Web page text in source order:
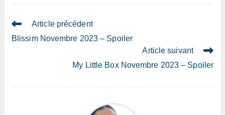
Read
articles
Article précédent
Blissim Novembre 2023 – Spoiler
Article suivant
My Little Box Novembre 2023 – Spoiler